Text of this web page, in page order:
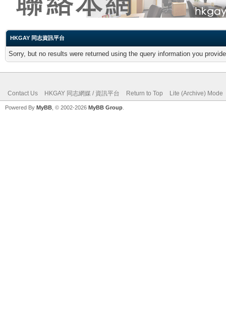
HKGAY 同志資訊平台
Sorry, but no results were returned using the query information you
Contact Us HKGAY 同志網媒 / 資訊平台 Return to Top Lite (Archive) Mode
Powered By MyBB , © 2002-2026 MyBB Group